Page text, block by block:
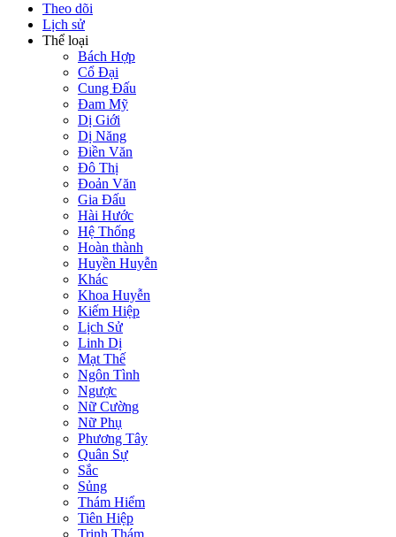
Theo dõi
Lịch sử
Thể loại
Bách Hợp
Cổ Đại
Cung Đấu
Đam Mỹ
Dị Giới
Dị Năng
Điền Văn
Đô Thị
Đoản Văn
Gia Đấu
Hài Hước
Hệ Thống
Hoàn thành
Huyền Huyễn
Khác
Khoa Huyễn
Kiếm Hiệp
Lịch Sử
Linh Dị
Mạt Thế
Ngôn Tình
Ngược
Nữ Cường
Nữ Phụ
Phương Tây
Quân Sự
Sắc
Sủng
Thám Hiểm
Tiên Hiệp